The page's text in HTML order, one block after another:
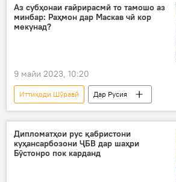
Аз субҳонаи ғайрирасмӣ то тамошо аз
минбар: Раҳмон дар Маскав чӣ кор
мекунад?
9 майи 2023, 10:20
Иттиҳоди Шӯравӣ
Дар Русия
Амният ва мудофиа
Эмомалӣ Раҳмон
ҶБВ
Дипломатҳои рус қабристони
куҳансарбозони ҶБВ дар шаҳри
Бӯстонро пок карданд